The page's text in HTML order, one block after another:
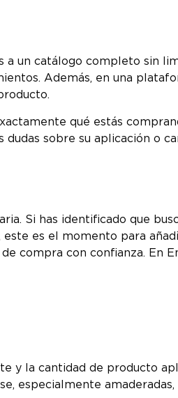
a un catálogo completo sin
Además, en una
qué estás
sobre su aplicación o
Si has identificado que
este es el momento para
compra con confianza. En
y la cantidad de producto
especialmente amaderadas,